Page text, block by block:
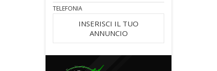
TELEFONIA
INSERISCI IL TUO
ANNUNCIO